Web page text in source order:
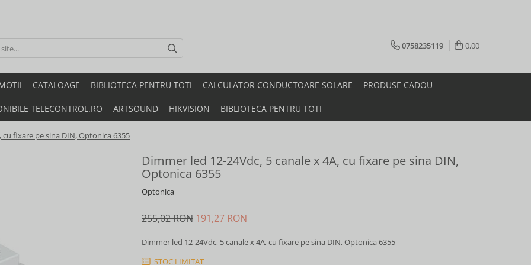
0758235119 0,00
CATALOAGE BIBLIOTECA PENTRU TOTI CALCULATOR CONDUCTOARE SOLARE PRODUSE CADOU
TELECONTROL.RO ARTSOUND HIKVISION BIBLIOTECA PENTRU TOTI
cu fixare pe sina DIN, Optonica 6355
Dimmer led 12-24Vdc, 5 canale x 4A, cu fixare pe sina DIN,
Optonica 6355
Optonica
255,02 RON 191,27 RON
Dimmer led 12-24Vdc, 5 canale x 4A, cu fixare pe sina DIN, Optonica 6355
STOC LIMITAT